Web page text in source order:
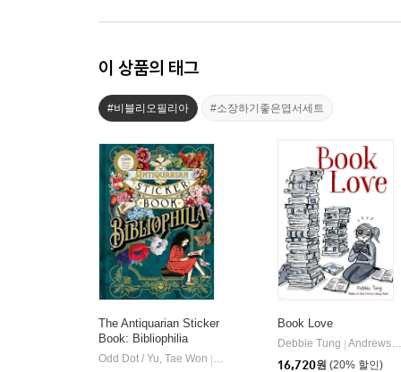
이 상품의 태그
#비블리오필리아 #소장하기좋은엽서세트
The Antiquarian Sticker
Book: Bibliophilia
Odd Dot / Yu, Tae Won
Odd Dot
Book Love
Debbie Tung
Andrews McMeel Publishing
16,720원 (20% 할인)